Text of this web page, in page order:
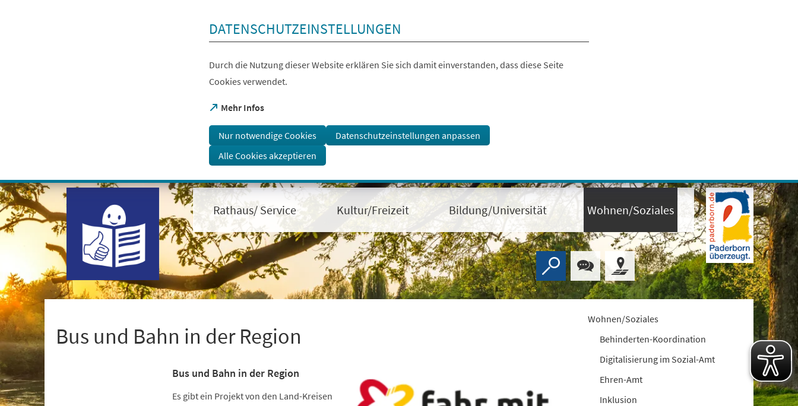
Visuelle
Assistenzsoftware
öffnen.
Mit
der
Tastatur
DATENSCHUTZEINSTELLUNGEN
Durch die Nutzung dieser Website erklären Sie sich damit einverstanden, dass diese Seite
Cookies verwendet.
Mehr Infos
(Öffnet
einem
neuen
Tab)
Nur notwendige Cookies
Datenschutzeinstellungen anpassen
Alle Cookies akzeptieren
Rathaus/ Service Kultur/Freizeit Bildung/Universität Wohnen/Soziales
Bus und Bahn in der Region
Bus und Bahn in der Region
Es gibt ein Projekt von den Land-Kreisen
Wohnen/Soziales
Behinderten-Koordination
Digitalisierung im Sozial-Amt
Ehren-Amt
Inklusion